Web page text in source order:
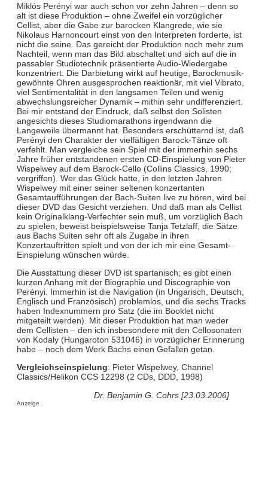
Miklós Perényi war auch schon vor zehn Jahren – denn so
alt ist diese Produktion – ohne Zweifel ein vorzüglicher
Cellist, aber die Gabe zur barocken Klangrede, wie sie
Nikolaus Harnoncourt einst von den Interpreten forderte, ist
nicht die seine. Das gereicht der Produktion noch mehr zum
Nachteil, wenn man das Bild abschaltet und sich auf die in
passabler Studiotechnik präsentierte Audio-Wiedergabe
konzentriert. Die Darbietung wirkt auf heutige, Barockmusik-
gewöhnte Ohren ausgesprochen reaktionär, mit viel Vibrato,
viel Sentimentalität in den langsamen Teilen und wenig
abwechslungsreicher Dynamik – mithin sehr undifferenziert.
Bei mir entstand der Eindruck, daß selbst den Solisten
angesichts dieses Studiomarathons irgendwann die
Langeweile übermannt hat. Besonders erschütternd ist, daß
Perényi den Charakter der vielfältigen Barock-Tänze oft
verfehlt. Man vergleiche sein Spiel mit der immerhin sechs
Jahre früher entstandenen ersten CD-Einspielung von Pieter
Wispelwey auf dem Barock-Cello (Collins Classics, 1990;
vergriffen). Wer das Glück hatte, in den letzten Jahren
Wispelwey mit einer seiner seltenen konzertanten
Gesamtaufführungen der Bach-Suiten live zu hören, wird bei
dieser DVD das Gesicht verziehen. Und daß man als Cellist
kein Originalklang-Verfechter sein muß, um vorzüglich Bach
zu spielen, beweist beispielsweise Tanja Tetzlaff, die Sätze
aus Bachs Suiten sehr oft als Zugabe in ihren
Konzertauftritten spielt und von der ich mir eine Gesamt-
Einspielung wünschen würde.
Die Ausstattung dieser DVD ist spartanisch; es gibt einen
kurzen Anhang mit der Biographie und Discographie von
Perényi. Immerhin ist die Navigation (in Ungarisch, Deutsch,
Englisch und Französisch) problemlos, und die sechs Tracks
haben Indexnummern pro Satz (die im Booklet nicht
mitgeteilt werden). Mit dieser Produktion hat man weder
dem Cellisten – den ich insbesondere mit den Cellosonaten
von Kodaly (Hungaroton 531046) in vorzüglicher Erinnerung
habe – noch dem Werk Bachs einen Gefallen getan.
Vergleichseinspielung: Pieter Wispelwey, Channel
Classics/Helikon CCS 12298 (2 CDs, DDD, 1998)
Dr. Benjamin G. Cohrs [23.03.2006]
Anzeige